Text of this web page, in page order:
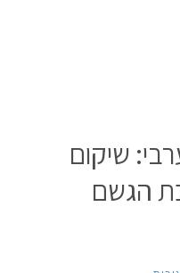
שיקום
הגשם